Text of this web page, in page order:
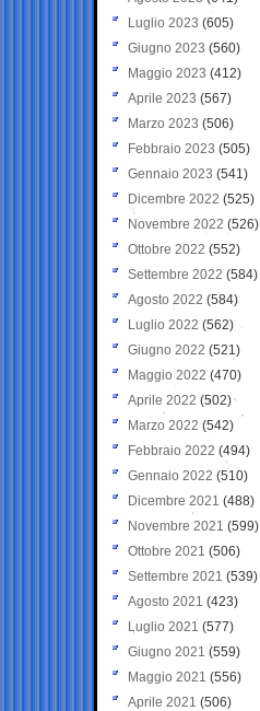
Luglio 2023 (605)
Giugno 2023 (560)
Maggio 2023 (412)
Aprile 2023 (567)
Marzo 2023 (506)
Febbraio 2023 (505)
Gennaio 2023 (541)
Dicembre 2022 (525)
Novembre 2022 (526)
Ottobre 2022 (552)
Settembre 2022 (584)
Agosto 2022 (584)
Luglio 2022 (562)
Giugno 2022 (521)
Maggio 2022 (470)
Aprile 2022 (502)
Marzo 2022 (542)
Febbraio 2022 (494)
Gennaio 2022 (510)
Dicembre 2021 (488)
Novembre 2021 (599)
Ottobre 2021 (506)
Settembre 2021 (539)
Agosto 2021 (423)
Luglio 2021 (577)
Giugno 2021(559)
Maggio 2021 (556)
Aprile 2021 (506)